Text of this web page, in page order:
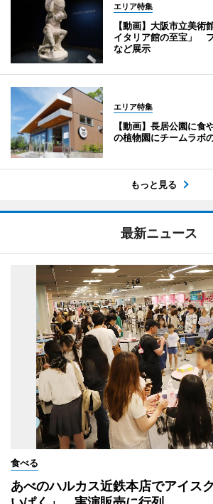
エリア特集
【動画】大阪市立美術
イタリア館の至宝」
など展示
エリア特集
【動画】長居公園に
の植物園にチームラボ
もっと見る
最新ニュース
食べる
あべのハルカス近鉄本店でアイス